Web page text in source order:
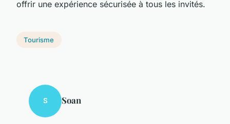
offrir une expérience sécurisée à tous les invités.
Tourisme
S Soan